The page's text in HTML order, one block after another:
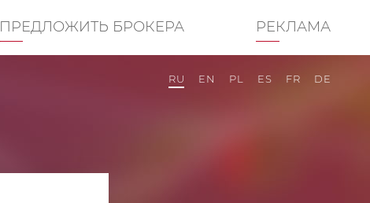
ПРЕДЛОЖИТЬ БРОКЕРА РЕКЛАМА
RU EN PL ES FR DE